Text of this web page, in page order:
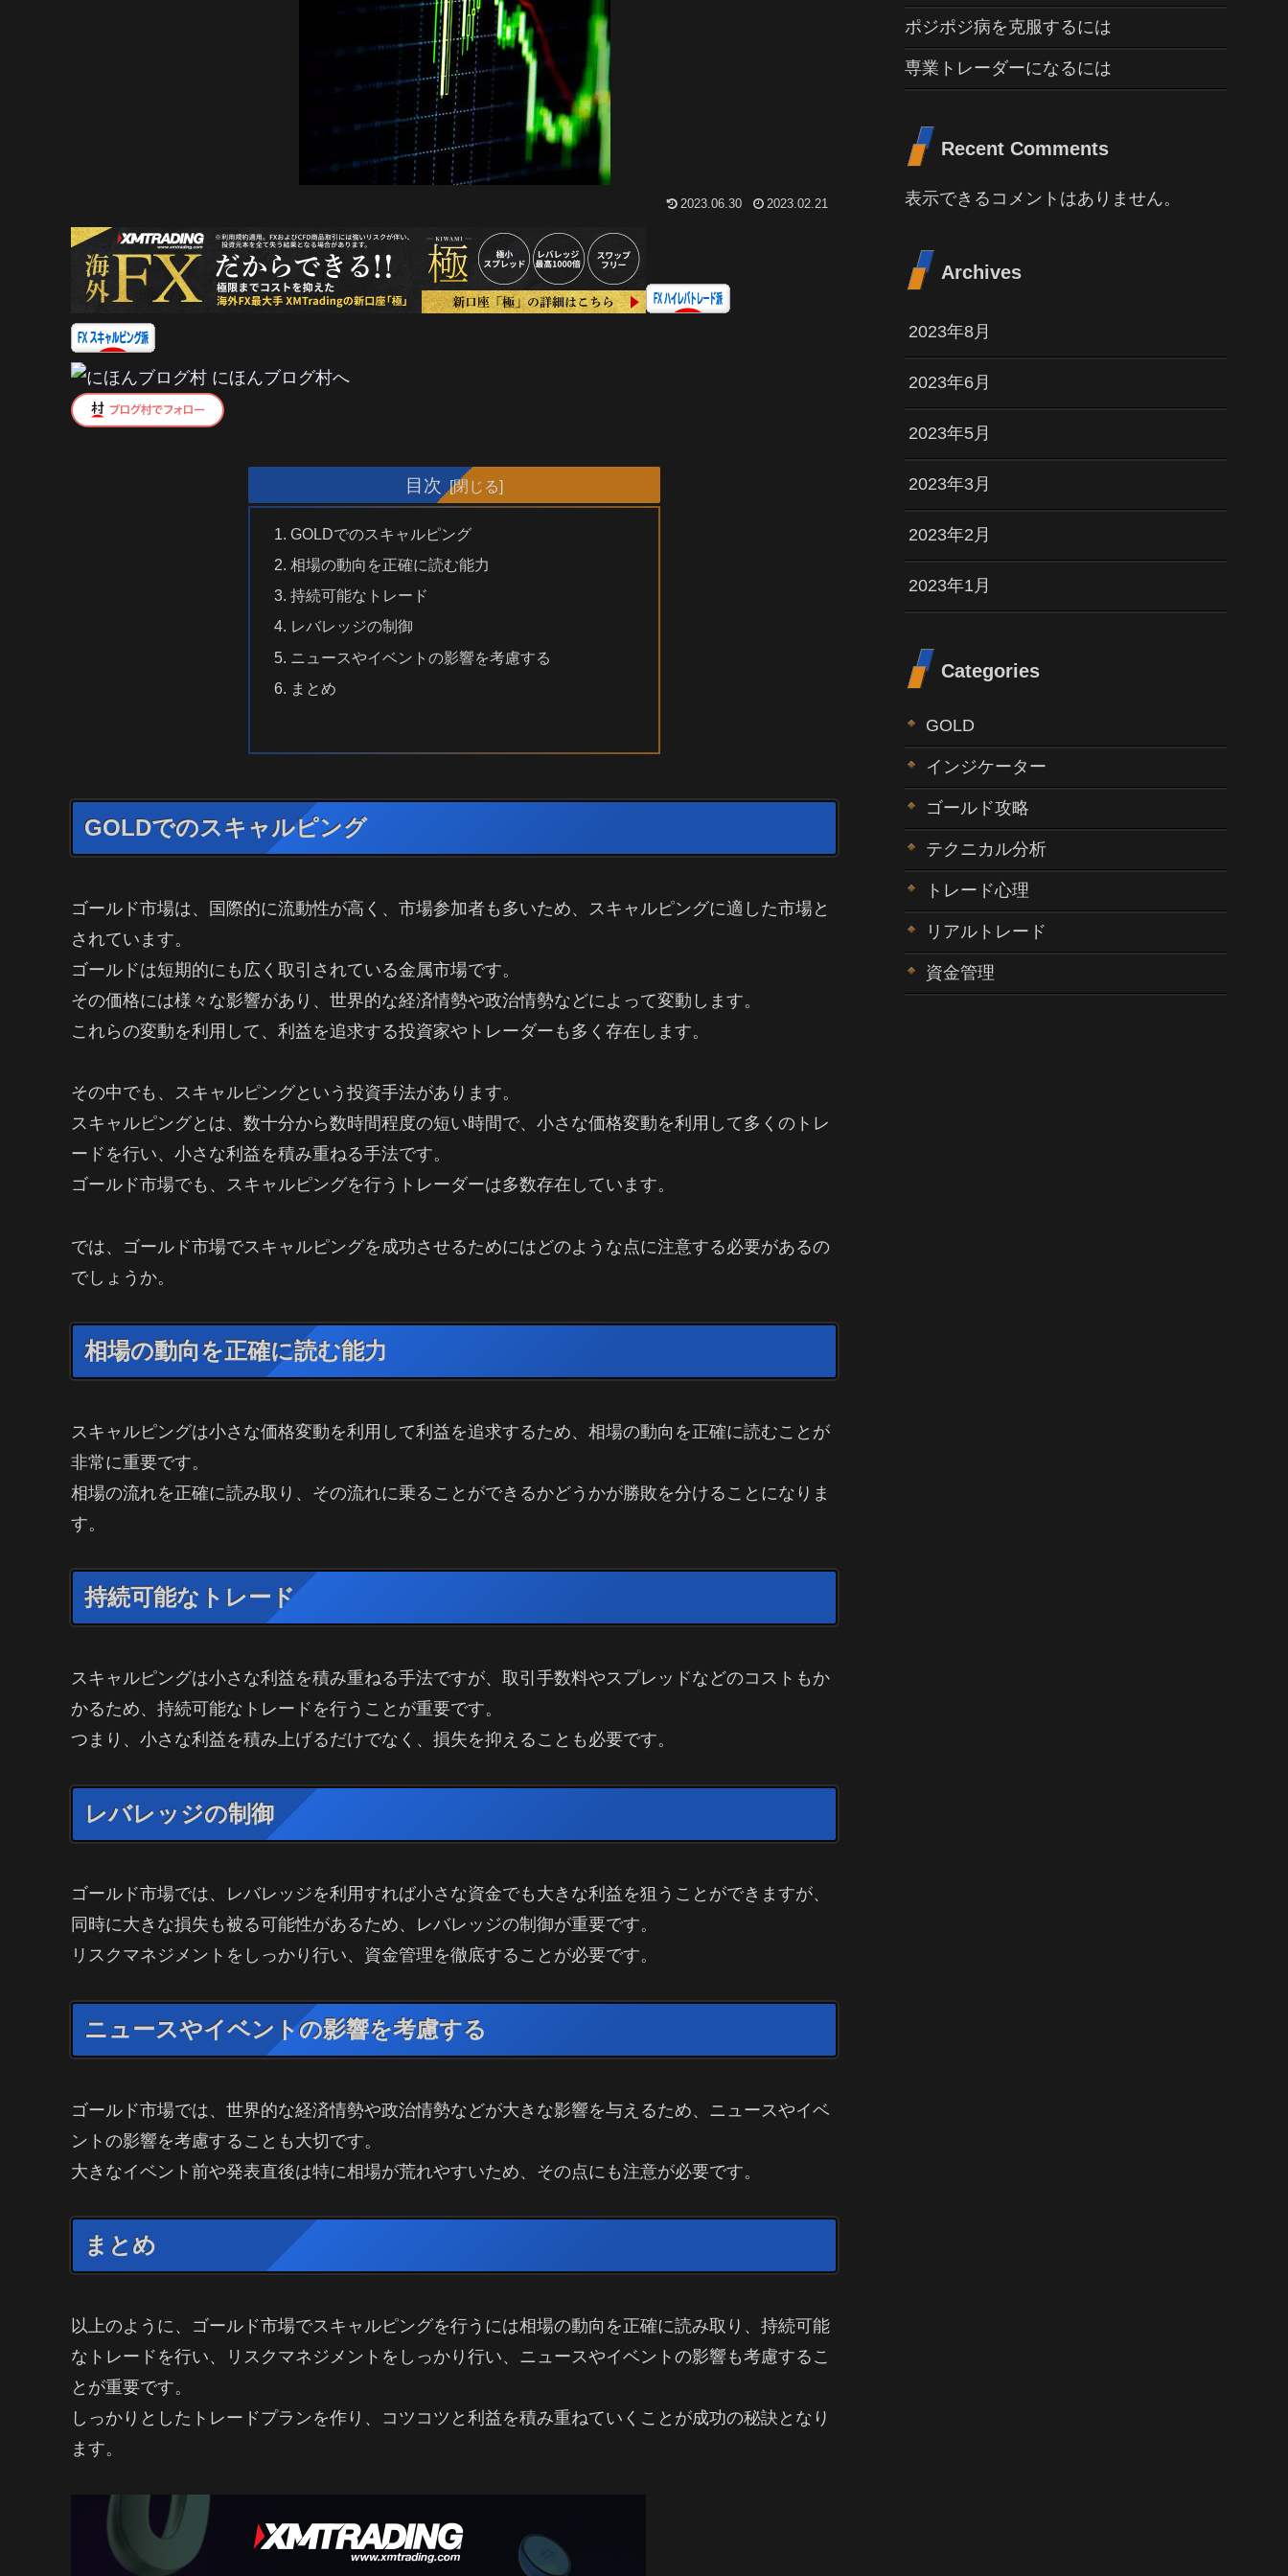
2023.06.30 2023.02.21
目次
GOLDでのスキャルピング
相場の動向を正確に読む能力
持続可能なトレード
レバレッジの制御
ニュースやイベントの影響を考慮する
まとめ
GOLDでのスキャルピング
ゴールド市場は、国際的に流動性が高く、市場参加者も多いため、スキャルピングに適した市場と
されています。
ゴールドは短期的にも広く取引されている金属市場です。
その価格には様々な影響があり、世界的な経済情勢や政治情勢などによって変動します。
これらの変動を利用して、利益を追求する投資家やトレーダーも多く存在します。
その中でも、スキャルピングという投資手法があります。
スキャルピングとは、数十分から数時間程度の短い時間で、小さな価格変動を利用して多くのトレ
ードを行い、小さな利益を積み重ねる手法です。
ゴールド市場でも、スキャルピングを行うトレーダーは多数存在しています。
では、ゴールド市場でスキャルピングを成功させるためにはどのような点に注意する必要があるの
でしょうか。
相場の動向を正確に読む能力
スキャルピングは小さな価格変動を利用して利益を追求するため、相場の動向を正確に読むことが
非常に重要です。
相場の流れを正確に読み取り、その流れに乗ることができるかどうかが勝敗を分けることになりま
す。
持続可能なトレード
スキャルピングは小さな利益を積み重ねる手法ですが、取引手数料やスプレッドなどのコストもか
かるため、持続可能なトレードを行うことが重要です。
つまり、小さな利益を積み上げるだけでなく、損失を抑えることも必要です。
レバレッジの制御
ゴールド市場では、レバレッジを利用すれば小さな資金でも大きな利益を狙うことができますが、
同時に大きな損失も被る可能性があるため、レバレッジの制御が重要です。
リスクマネジメントをしっかり行い、資金管理を徹底することが必要です。
ニュースやイベントの影響を考慮する
ゴールド市場では、世界的な経済情勢や政治情勢などが大きな影響を与えるため、ニュースやイベ
ントの影響を考慮することも大切です。
大きなイベント前や発表直後は特に相場が荒れやすいため、その点にも注意が必要です。
まとめ
以上のように、ゴールド市場でスキャルピングを行うには相場の動向を正確に読み取り、持続可能
なトレードを行い、リスクマネジメントをしっかり行い、ニュースやイベントの影響も考慮するこ
とが重要です。
しっかりとしたトレードプランを作り、コツコツと利益を積み重ねていくことが成功の秘訣となり
ます。
ポジポジ病を克服するには
専業トレーダーになるには
Recent Comments
表示できるコメントはありません。
Archives
2023年8月
2023年6月
2023年5月
2023年3月
2023年2月
2023年1月
Categories
GOLD
インジケーター
ゴールド攻略
テクニカル分析
トレード心理
リアルトレード
資金管理